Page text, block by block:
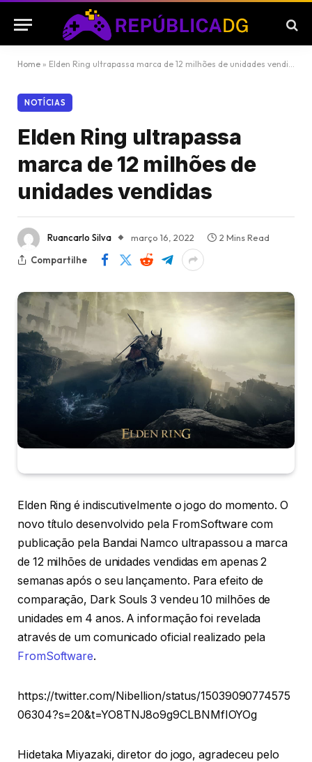
Home » Elden Ring ultrapassa marca de 12 milhões de unidades vendidas
NOTÍCIAS
Elden Ring ultrapassa
marca de 12 milhões de
unidades vendidas
Ruancarlo Silva março 16, 2022
2 Mins Read
Compartilhe
Elden Ring é indiscutivelmente o jogo do momento. O
novo título desenvolvido pela FromSoftware com
publicação pela Bandai Namco ultrapassou a marca
de 12 milhões de unidades vendidas em apenas 2
semanas após o seu lançamento. Para efeito de
comparação, Dark Souls 3 vendeu 10 milhões de
unidades em 4 anos. A informação foi revelada
através de um comunicado oficial realizado pela
FromSoftware.
https://twitter.com/Nibellion/status/15039090774575
06304?s=20&t=YO8TNJ8o9g9CLBNMfIOYOg
Hidetaka Miyazaki, diretor do jogo, agradeceu pelo